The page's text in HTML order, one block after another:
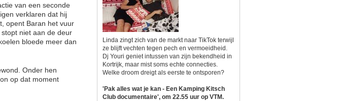
van een seconde
verklaren dat hij
opent Baran het vuur
niet aan de deur
bloede meer dan
Onder hen
op dat moment
Linda zingt zich van de markt naar TikTok terwijl
ze blijft vechten tegen pech en vermoeidheid.
Dj Youri geniet intussen van zijn bekendheid in
Kortrijk, maar mist soms echte connecties.
Welke droom dreigt als eerste te ontsporen?
'Pak alles wat je kan - Een Kamping Kitsch
Club documentaire', om 22.55 uur op VTM.